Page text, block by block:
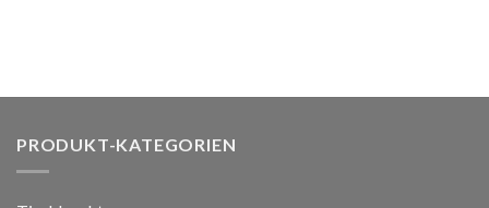
PRODUKT-KATEGORIEN